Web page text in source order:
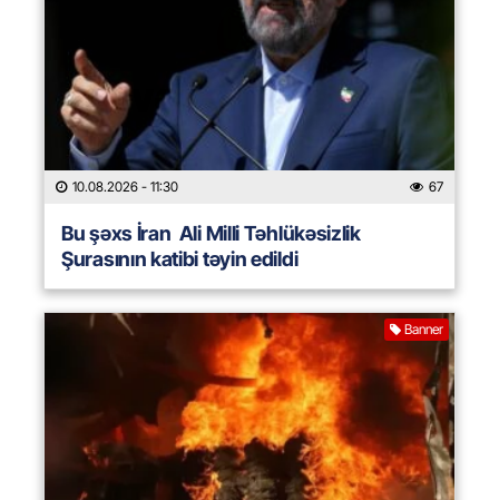
10.08.2026 - 11:30 67
Bu şəxs İran Ali Milli Təhlükəsizlik
Şurasının katibi təyin edildi
Banner